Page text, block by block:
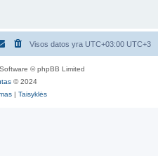
Visos datos yra UTC+03:00 UTC+3
© phpBB Limited
© 2024
| Taisyklės